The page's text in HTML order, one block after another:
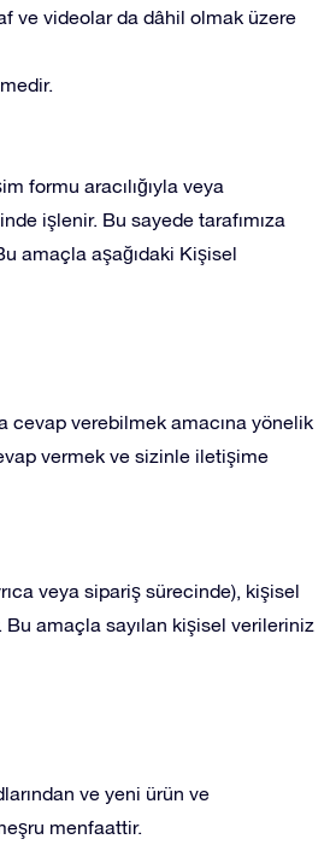
ve videolar da dâhil olmak üzere
formu aracılığıyla veya
işlenir. Bu sayede tarafımıza
amaçla aşağıdaki Kişisel
cevap verebilmek amacına yönelik
vermek ve sizinle iletişime
veya sipariş sürecinde), kişisel
amaçla sayılan kişisel verileriniz
ve yeni ürün ve
menfaattir.